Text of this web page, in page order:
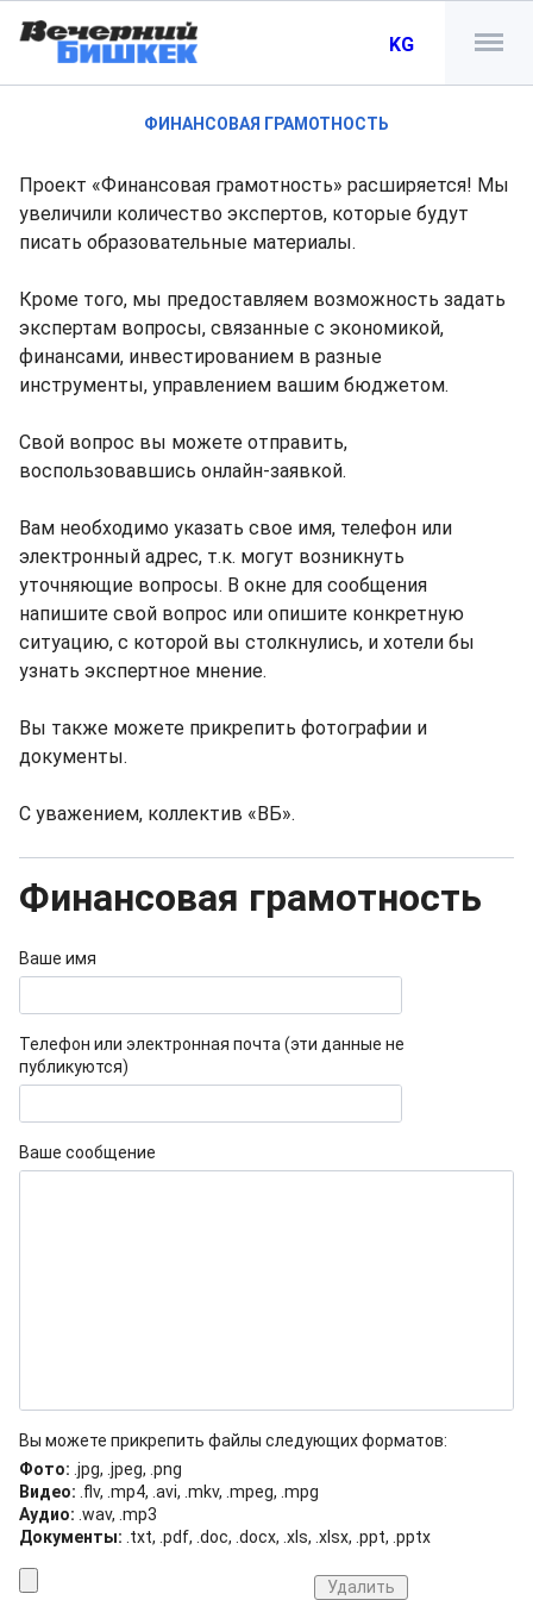
KG
ФИНАНСОВАЯ ГРАМОТНОСТЬ
Проект «Финансовая грамотность» расширяется! Мы
увеличили количество экспертов, которые будут
писать образовательные материалы.
Кроме того, мы предоставляем возможность задать
экспертам вопросы, связанные с экономикой,
финансами, инвестированием в разные
инструменты, управлением вашим бюджетом.
Свой вопрос вы можете отправить,
воспользовавшись онлайн-заявкой.
Вам необходимо указать свое имя, телефон или
электронный адрес, т.к. могут возникнуть
уточняющие вопросы. В окне для сообщения
напишите свой вопрос или опишите конкретную
ситуацию, с которой вы столкнулись, и хотели бы
узнать экспертное мнение.
Вы также можете прикрепить фотографии и
документы.
С уважением, коллектив «ВБ».
Финансовая грамотность
Ваше имя
Телефон или электронная почта (эти данные не
публикуются)
Ваше сообщение
Вы можете прикрепить файлы следующих форматов:
Фото: .jpg, .jpeg, .png
Видео: .flv, .mp4, .avi, .mkv, .mpeg, .mpg
Аудио: .wav, .mp3
Документы: .txt, .pdf, .doc, .docx, .xls, .xlsx, .ppt, .pptx
Удалить